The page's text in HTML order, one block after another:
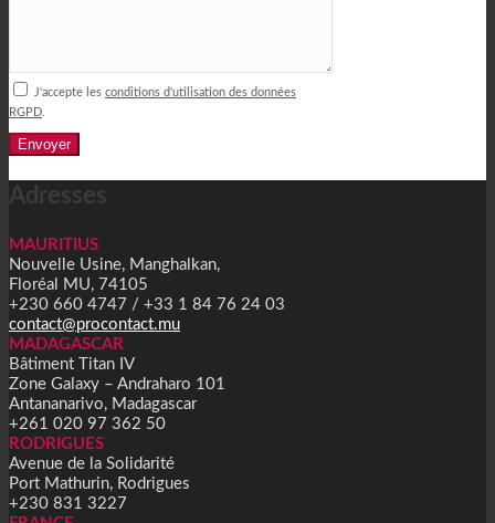
J'accepte les conditions d'utilisation des données
RGPD
Adresses
MAURITIUS
Nouvelle Usine, Manghalkan,
Floréal MU, 74105
+230 660 4747 / +33 1 84 76 24 03
contact@procontact.mu
MADAGASCAR
Bâtiment Titan IV
Zone Galaxy – Andraharo 101
Antananarivo, Madagascar
+261 020 97 362 50
RODRIGUES
Avenue de la Solidarité
Port Mathurin, Rodrigues
+230 831 3227